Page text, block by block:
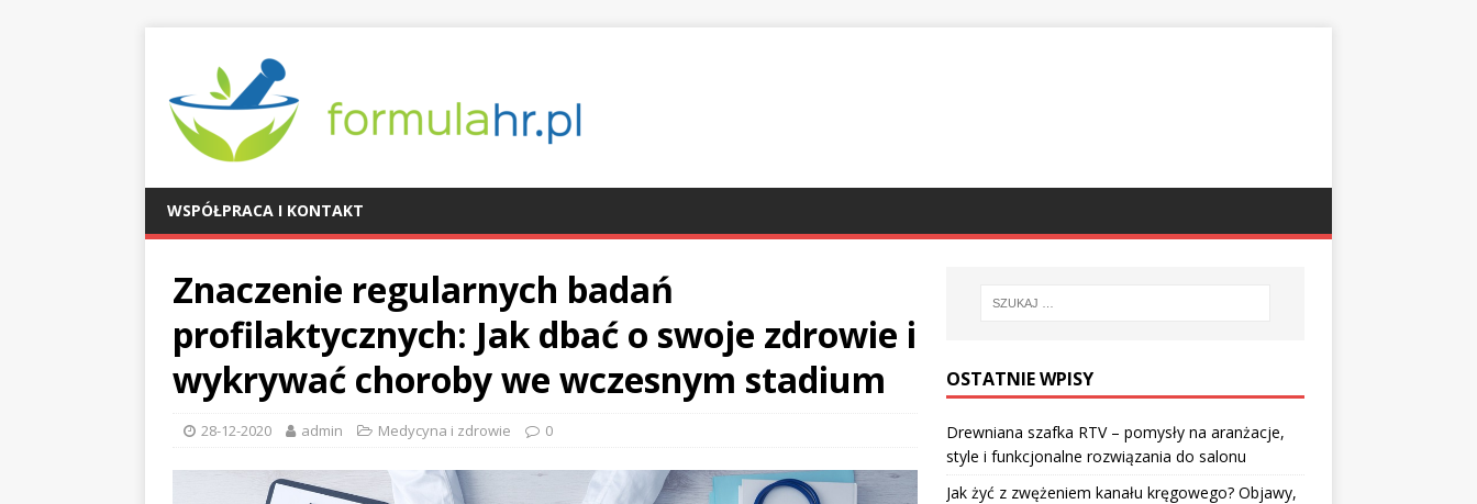
WSPÓŁPRACA I KONTAKT
Znaczenie regularnych badań
profilaktycznych: Jak dbać o swoje zdrowie i
wykrywać choroby we wczesnym stadium
28-12-2020 admin Medycyna i zdrowie 0
OSTATNIE WPISY
Drewniana szafka RTV – pomysły na aranżacje,
style i funkcjonalne rozwiązania do salonu
Jak żyć z zwężeniem kanału kręgowego? Objawy,